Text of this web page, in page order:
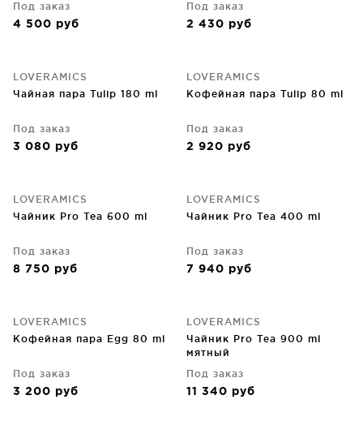
Под заказ
4 500 руб
Под заказ
2 430 руб
LOVERAMICS
Чайная пара Tulip 180 ml
Под заказ
3 080 руб
LOVERAMICS
Кофейная пара Tulip 80 ml
Под заказ
2 920 руб
LOVERAMICS
Чайник Pro Tea 600 ml
Под заказ
8 750 руб
LOVERAMICS
Чайник Pro Tea 400 ml
Под заказ
7 940 руб
LOVERAMICS
Кофейная пара Egg 80 ml
Под заказ
3 200 руб
LOVERAMICS
Чайник Pro Tea 900 ml
мятный
Под заказ
11 340 руб